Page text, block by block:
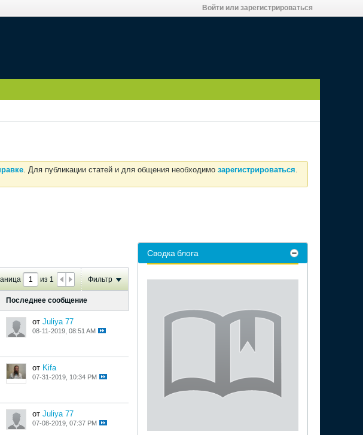
Войти или зарегистрироваться
. Для публикации статей и для общения необходимо зарегистрироваться.
Сводка блога
из 1 Фильтр
Последнее сообщение
от Juliya 77
08-11-2019, 08:51 AM
от Kifa
07-31-2019, 10:34 PM
от Juliya 77
07-08-2019, 07:37 PM